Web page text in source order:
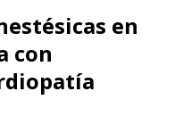
en
con